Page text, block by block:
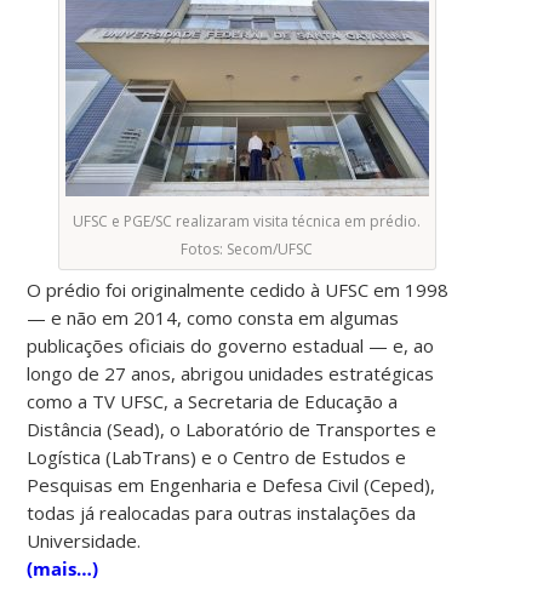
UFSC e PGE/SC realizaram visita técnica em prédio.
Fotos: Secom/UFSC
O prédio foi originalmente cedido à UFSC em 1998
— e não em 2014, como consta em algumas
publicações oficiais do governo estadual — e, ao
longo de 27 anos, abrigou unidades estratégicas
como a TV UFSC, a Secretaria de Educação a
Distância (Sead), o Laboratório de Transportes e
Logística (LabTrans) e o Centro de Estudos e
Pesquisas em Engenharia e Defesa Civil (Ceped),
todas já realocadas para outras instalações da
Universidade.
(mais…)